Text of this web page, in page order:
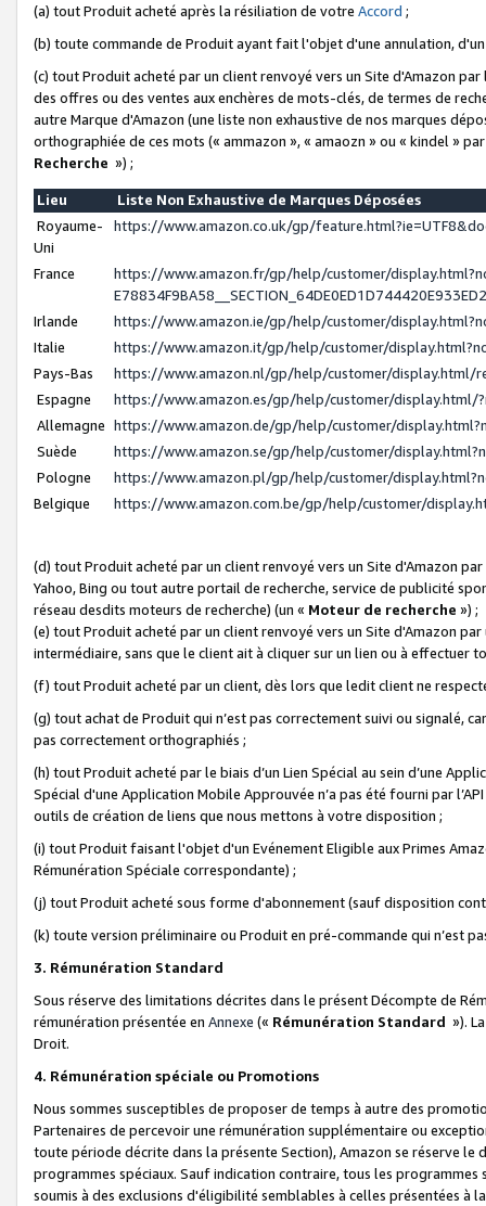
(a) tout Produit acheté après la résiliation de votre Accord ;
(b) toute commande de Produit ayant fait l'objet d'une annulation,
(c) tout Produit acheté par un client renvoyé vers un Site d'Amazon
des offres ou des ventes aux enchères de mots-clés, de termes de
autre Marque d'Amazon (une liste non exhaustive de nos marques
orthographiée de ces mots (« ammazon », « amaozn » ou « kindel »
Recherche ») ;
Lieu
Liste Non Exhaustive de Marques Déposées
Royaume-
Uni
https://www.amazon.co.uk/gp/
France
https://www.amazon.fr/gp/help/customer/
Irlande
https://www.amazon.ie/gp/help/customer/
Italie
https://www.amazon.it/gp/help/customer/
Pays-Bas
https://www.amazon.nl/gp/help/customer/display.html/
Espagne
https://www.amazon.es/gp/help/customer/display.html/
Allemagne https://www.amazon.de/gp/help/customer/
Suède
https://www.amazon.se/gp/help/customer/
Pologne
https://www.amazon.pl/gp/help/customer/
Belgique
https://www.amazon.com.be/gp/help/customer/
(d) tout Produit acheté par un client renvoyé vers un Site d'Amazon
Yahoo, Bing ou tout autre portail de recherche, service de publicité
réseau desdits moteurs de recherche) (un « Moteur de recherche ») ;
(e) tout Produit acheté par un client renvoyé vers un Site d'Amazon
intermédiaire, sans que le client ait à cliquer sur un lien ou à
(f) tout Produit acheté par un client, dès lors que ledit client ne
(g) tout achat de Produit qui n’est pas correctement suivi ou signalé,
pas correctement orthographiés ;
(h) tout Produit acheté par le biais d’un Lien Spécial au sein d’une
Spécial d'une Application Mobile Approuvée n’a pas été fourni par
outils de création de liens que nous mettons à votre disposition ;
(i) tout Produit faisant l'objet d'un Evénement Eligible aux Primes
Rémunération Spéciale correspondante) ;
(j) tout Produit acheté sous forme d'abonnement (sauf disposition
(k) toute version préliminaire ou Produit en pré-commande qui n’est
3. Rémunération Standard
Sous réserve des limitations décrites dans le présent Décompte de
rémunération présentée en Annexe (« Rémunération Standard »).
Droit.
4. Rémunération spéciale ou Promotions
Nous sommes susceptibles de proposer de temps à autre des
Partenaires de percevoir une rémunération supplémentaire ou
toute période décrite dans la présente Section), Amazon se réserve
programmes spéciaux. Sauf indication contraire, tous les
soumis à des exclusions d'éligibilité semblables à celles présentées à